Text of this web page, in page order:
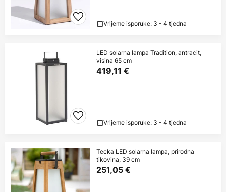
Vrijeme isporuke: 3 - 4 tjedna
LED solarna lampa Tradition, antracit,
visina 65 cm
419,11 €
Vrijeme isporuke: 3 - 4 tjedna
Tecka LED solarna lampa, prirodna
tikovina, 39 cm
251,05 €